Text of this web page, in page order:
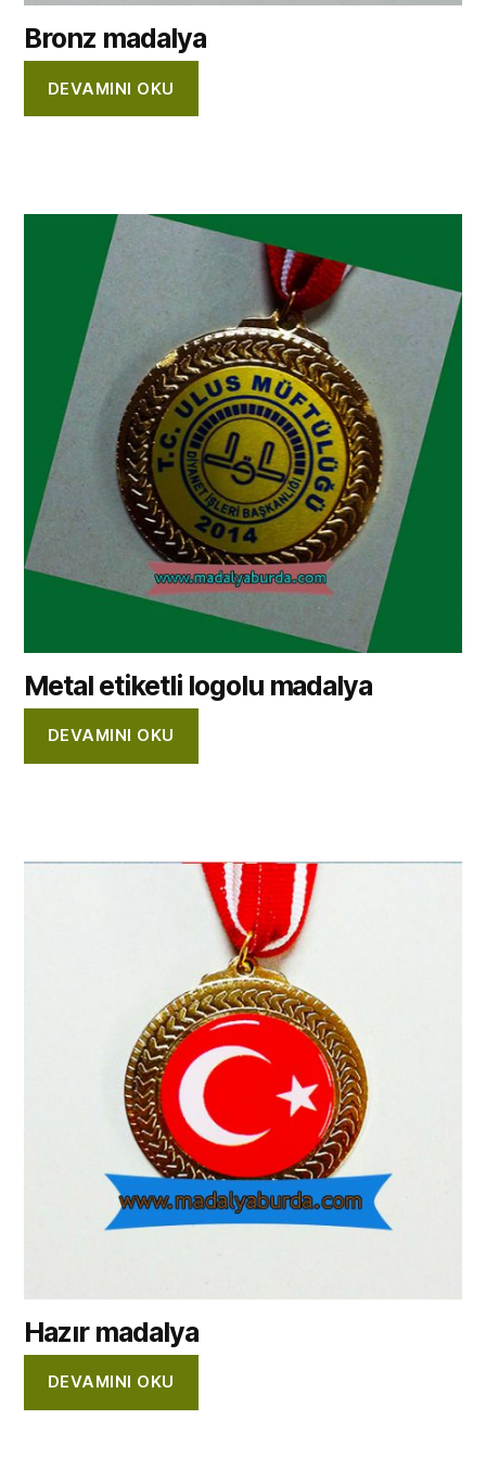
Bronz madalya
DEVAMINI OKU
Metal etiketli logolu madalya
DEVAMINI OKU
Hazır madalya
DEVAMINI OKU